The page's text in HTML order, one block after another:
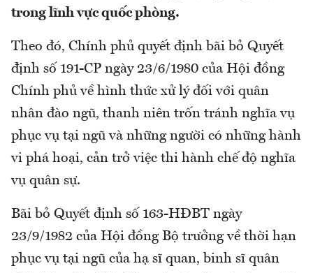
trong lĩnh vực quốc phòng.
Theo đó, Chính phủ quyết định bãi bỏ Quyết
định số 191-CP ngày 23/6/1980 của Hội đồng
Chính phủ về hình thức xử lý đối với quân
nhân đào ngũ, thanh niên trốn tránh nghĩa vụ
phục vụ tại ngũ và những người có những hành
vi phá hoại, cản trở việc thi hành chế độ nghĩa
vụ quân sự.
Bãi bỏ Quyết định số 163-HĐBT ngày
23/9/1982 của Hội đồng Bộ trưởng về thời hạn
phục vụ tại ngũ của hạ sĩ quan, binh sĩ quân